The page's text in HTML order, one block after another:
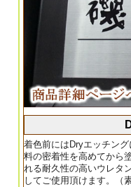
着色前にはDryエッチン
料の密着性を高めてから
れる耐久性の高いウレタ
してご使用頂けます。（